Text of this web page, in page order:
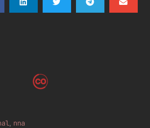
nna